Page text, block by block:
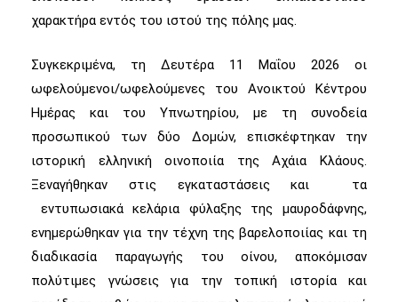
χαρακτήρα εντός του ιστού της πόλης μας.
Συγκεκριμένα, τη Δευτέρα 11 Μαΐου 2026 οι
ωφελούμενοι/ωφελούμενες του Ανοικτού Κέντρου
Ημέρας και του Υπνωτηρίου, με τη συνοδεία
προσωπικού των δύο Δομών, επισκέφτηκαν την
ιστορική ελληνική οινοποιία της Αχάια Κλάους.
Ξεναγήθηκαν στις εγκαταστάσεις και τα
εντυπωσιακά κελάρια φύλαξης της μαυροδάφνης,
ενημερώθηκαν για την τέχνη της βαρελοποιίας και τη
διαδικασία παραγωγής του οίνου, αποκόμισαν
πολύτιμες γνώσεις για την τοπική ιστορία και